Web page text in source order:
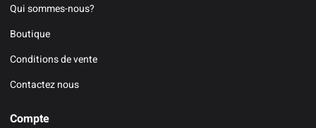
Qui sommes-nous?
Boutique
Conditions de vente
Contactez nous
Compte